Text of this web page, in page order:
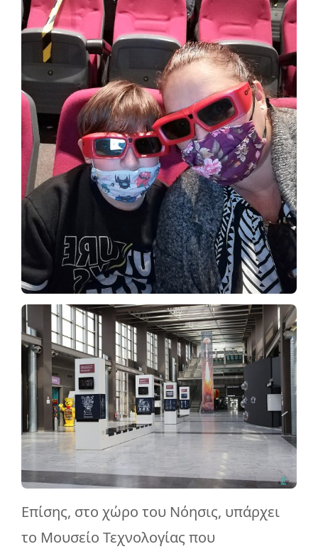
Επίσης, στο χώρο του Νόησις, υπάρχει
το Μουσείο Τεχνολογίας που